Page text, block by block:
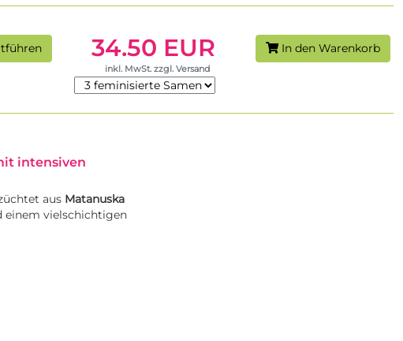
34.50 EUR
inkl. MwSt. zzgl. Versand
In den Warenkorb
intensiven
aus Matanuska
einem vielschichtigen